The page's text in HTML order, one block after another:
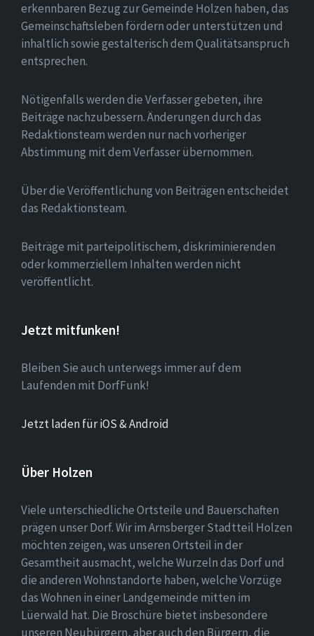
erkennbaren Bezug zur Gemeinde Holzen haben, das
Gemeinschaftsleben fördern oder unterstützen und
inhaltlich sowie gestalterisch dem Qualitätsanspruch
entsprechen.
Nötigenfalls werden die Verfasser gebeten, ihre
Beiträge nachzubessern. Änderungen durch das
Redaktionsteam werden nur nach vorheriger
Abstimmung mit dem Verfasser übernommen.
Über die Veröffentlichung von Beiträgen entscheidet
das Redaktionsteam.
Beiträge mit parteipolitischem, diskriminierenden
oder kommerziellem Inhalten werden nicht
veröffentlicht.
Jetzt mitfunken!
Bleiben Sie auch unterwegs immer auf dem
Laufenden mit DorfFunk!
Jetzt laden für iOS & Android
Über Holzen
Viele unterschiedliche Ortsteile und Bauerschaften
prägen unser Dorf. Wir im Arnsberger Stadtteil Holzen
möchten zeigen, was unseren Ortsteil in der
Gesamtheit ausmacht, welche Wurzeln das Dorf und
die anderen Wohnstandorte haben, welche Vorzüge
das Wohnen in einer Landgemeinde mitten im
Lüerwald hat. Die Broschüre bietet insbesondere
unseren Neubürgern, aber auch den Bürgern, die